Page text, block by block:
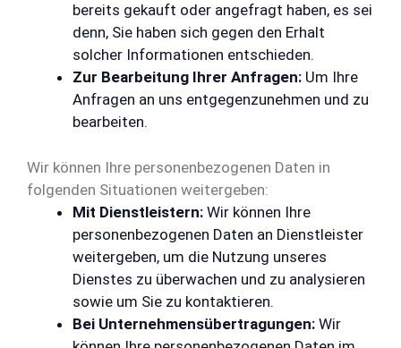
bereits gekauft oder angefragt haben, es sei
denn, Sie haben sich gegen den Erhalt
solcher Informationen entschieden.
Zur Bearbeitung Ihrer Anfragen: Um Ihre
Anfragen an uns entgegenzunehmen und zu
bearbeiten.
Wir können Ihre personenbezogenen Daten in
folgenden Situationen weitergeben:
Mit Dienstleistern: Wir können Ihre
personenbezogenen Daten an Dienstleister
weitergeben, um die Nutzung unseres
Dienstes zu überwachen und zu analysieren
sowie um Sie zu kontaktieren.
Bei Unternehmensübertragungen: Wir